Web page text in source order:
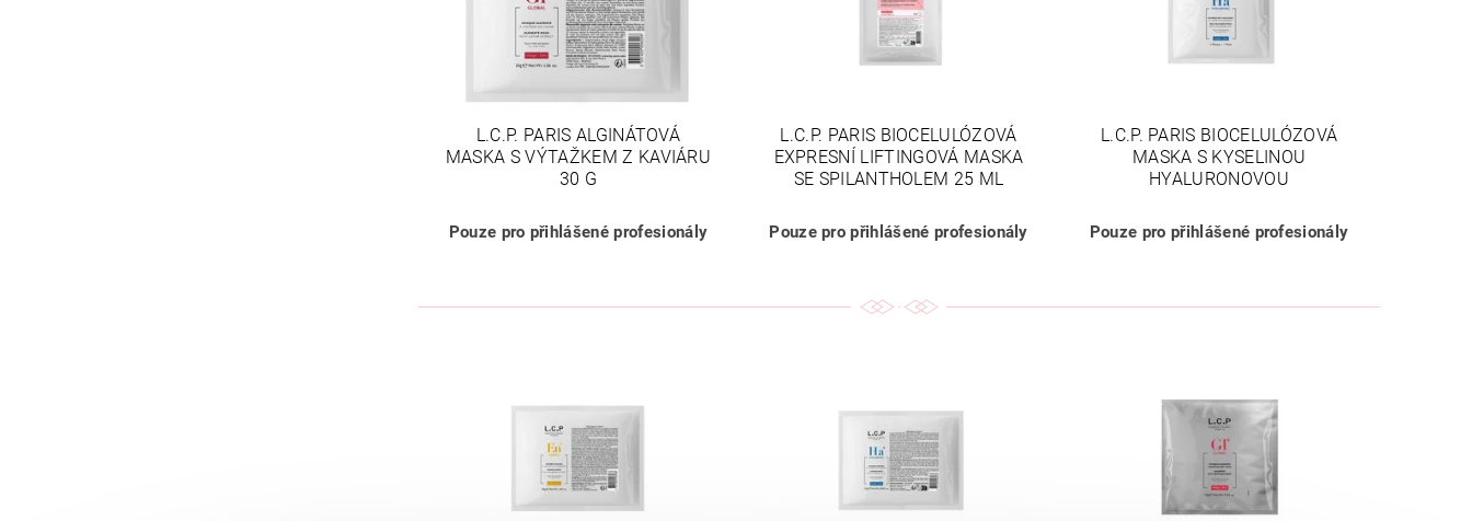
L.C.P. PARIS ALGINÁTOVÁ
MASKA S VÝTAŽKEM Z KAVIÁRU
30 G
Pouze pro přihlášené profesionály
L.C.P. PARIS BIOCELULÓZOVÁ
EXPRESNÍ LIFTINGOVÁ MASKA
SE SPILANTHOLEM 25 ML
Pouze pro přihlášené profesionály
L.C.P. PARIS BIOCELULÓZOVÁ
MASKA S KYSELINOU
HYALURONOVOU
Pouze pro přihlášené profesionály